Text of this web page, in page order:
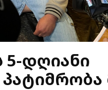
5-დღიანი